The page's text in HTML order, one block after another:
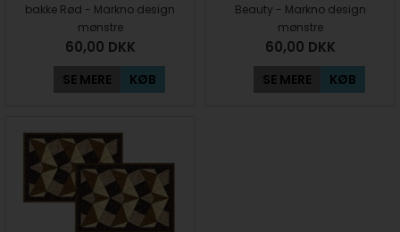
bakke Rød - Markno design
mønstre
60,00 DKK
SE MERE KØB
Beauty - Markno design
mønstre
60,00 DKK
SE MERE KØB